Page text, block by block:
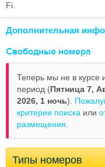
Fi.
Дополнительная
Свободные номера
Теперь мы не в курсе
период (Пятница 7,
2026, 1 ночь).
критерии поиска или
размещения.
Типы номеров